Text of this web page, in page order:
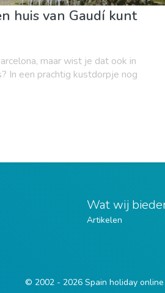
huis van Gaudí kunt
maar wist je dat ook in
In een prachtig kustdorpje nog
Wat wij
Artikelen
© 2002 - 2026 Spain holiday